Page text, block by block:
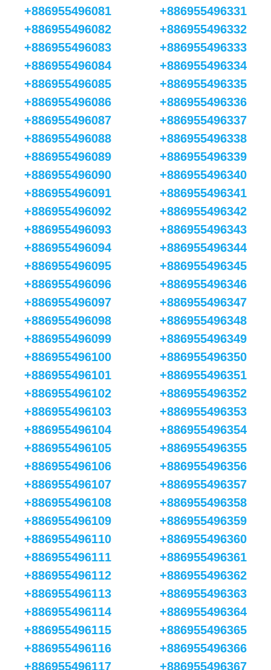
+886955496081
+886955496082
+886955496083
+886955496084
+886955496085
+886955496086
+886955496087
+886955496088
+886955496089
+886955496090
+886955496091
+886955496092
+886955496093
+886955496094
+886955496095
+886955496096
+886955496097
+886955496098
+886955496099
+886955496100
+886955496101
+886955496102
+886955496103
+886955496104
+886955496105
+886955496106
+886955496107
+886955496108
+886955496109
+886955496110
+886955496111
+886955496112
+886955496113
+886955496114
+886955496115
+886955496116
+886955496117
+886955496331
+886955496332
+886955496333
+886955496334
+886955496335
+886955496336
+886955496337
+886955496338
+886955496339
+886955496340
+886955496341
+886955496342
+886955496343
+886955496344
+886955496345
+886955496346
+886955496347
+886955496348
+886955496349
+886955496350
+886955496351
+886955496352
+886955496353
+886955496354
+886955496355
+886955496356
+886955496357
+886955496358
+886955496359
+886955496360
+886955496361
+886955496362
+886955496363
+886955496364
+886955496365
+886955496366
+886955496367